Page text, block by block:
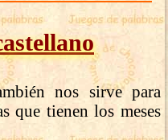
nos sirve para
que tienen los meses